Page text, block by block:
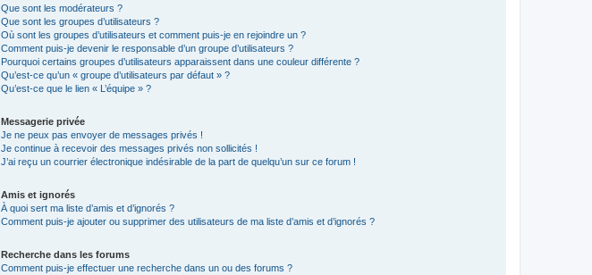
Que sont les modérateurs ?
Que sont les groupes d’utilisateurs ?
Où sont les groupes d’utilisateurs et comment puis-je en rejoindre un ?
Comment puis-je devenir le responsable d’un groupe d’utilisateurs ?
Pourquoi certains groupes d’utilisateurs apparaissent dans une couleur différente ?
Qu’est-ce qu’un « groupe d’utilisateurs par défaut » ?
Qu’est-ce que le lien « L’équipe » ?
Messagerie privée
Je ne peux pas envoyer de messages privés !
Je continue à recevoir des messages privés non sollicités !
J’ai reçu un courrier électronique indésirable de la part de quelqu’un sur ce forum !
Amis et ignorés
À quoi sert ma liste d’amis et d’ignorés ?
Comment puis-je ajouter ou supprimer des utilisateurs de ma liste d’amis et d’ignorés ?
Recherche dans les forums
Comment puis-je effectuer une recherche dans un ou des forums ?